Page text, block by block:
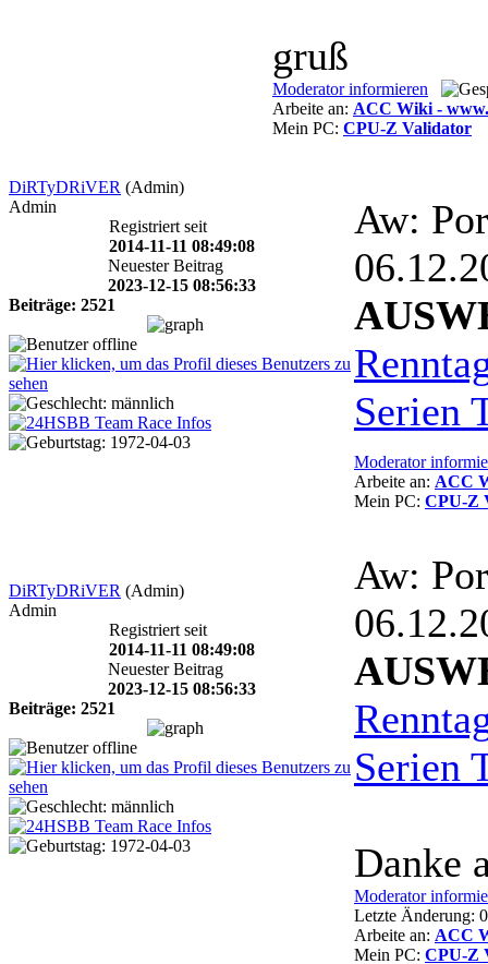
gruß
Moderator informieren
Arbeite an: ACC Wiki -
Mein PC: CPU-Z Validator
DiRTyDRiVER (Admin)
Admin
Registriert seit
2014-11-11 08:49:08
Neuester Beitrag
2023-12-15 08:56:33
Beiträge: 2521
Aw:
Serien
Moderator
Arbeite an: ACC
Mein PC: CPU-Z
DiRTyDRiVER (Admin)
Admin
Registriert seit
2014-11-11 08:49:08
Neuester Beitrag
2023-12-15 08:56:33
Beiträge: 2521
Aw:
Serien
Danke
Moderator
Letzte Änderung:
Arbeite an: ACC
Mein PC: CPU-Z